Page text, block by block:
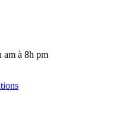
am à 8h pm